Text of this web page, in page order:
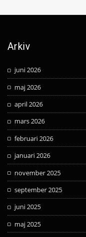
Arkiv
juni 2026
maj 2026
april 2026
mars 2026
februari 2026
januari 2026
november 2025
september 2025
juni 2025
maj 2025